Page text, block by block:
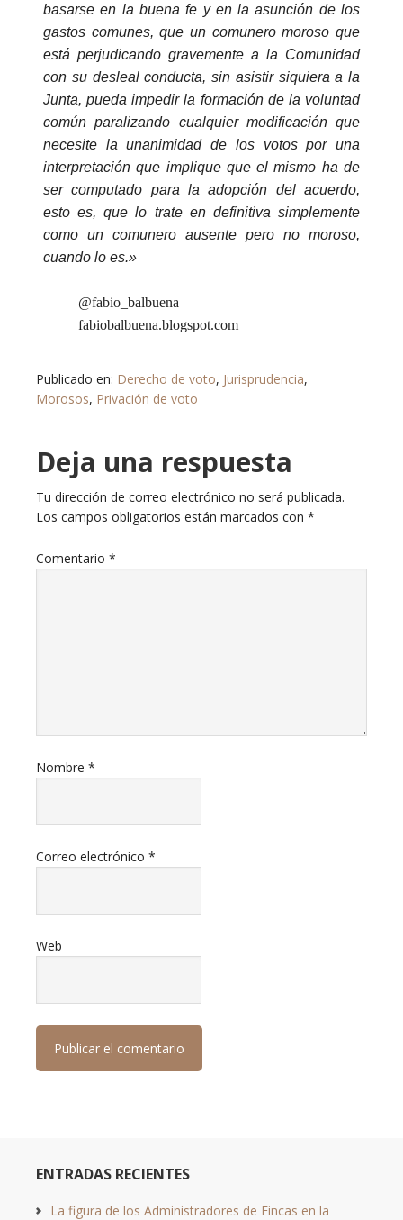
basarse en la buena fe y en la asunción de los
gastos comunes, que un comunero moroso que
está perjudicando gravemente a la Comunidad
con su desleal conducta, sin asistir siquiera a la
Junta, pueda impedir la formación de la voluntad
común paralizando cualquier modificación que
necesite la unanimidad de los votos por una
interpretación que implique que el mismo ha de
ser computado para la adopción del acuerdo,
esto es, que lo trate en definitiva simplemente
como un comunero ausente pero no moroso,
cuando lo es.»
@fabio_balbuena
fabiobalbuena.blogspot.com
Publicado en: Derecho de voto, Jurisprudencia,
Morosos, Privación de voto
Deja una respuesta
Tu dirección de correo electrónico no será publicada.
Los campos obligatorios están marcados con *
Comentario *
Nombre *
Correo electrónico *
Web
ENTRADAS RECIENTES
La figura de los Administradores de Fincas en la